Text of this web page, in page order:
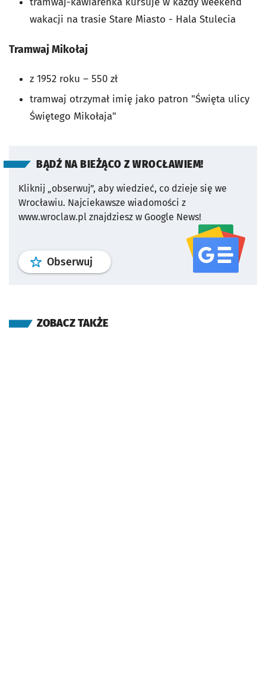
wakacji na trasie Stare Miasto - Hala Stulecia
Tramwaj Mikołaj
z 1952 roku – 550 zł
tramwaj otrzymał imię jako patron "Święta ulicy
Świętego Mikołaja"
BĄDŹ NA BIEŻĄCO Z WROCŁAWIEM!
Kliknij „obserwuj”, aby wiedzieć, co dzieje się we
Wrocławiu. Najciekawsze wiadomości z
www.wroclaw.pl znajdziesz w Google News!
Obserwuj profil serwisu
ZOBACZ TAKŻE